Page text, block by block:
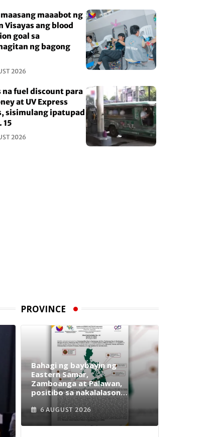
maaabot ng
Visayas ang blood
goal sa
ng bagong
2026
na fuel discount para
at UV Express
sisimulang ipatupad
15
2026
PROVINCE
Bahagi ng baybayin ng
Eastern Samar,
Zamboanga at Palawan,
positibo sa nakalalasong
red tide
6 AUGUST 2026